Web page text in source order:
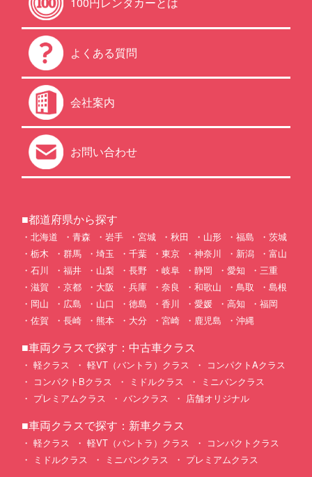
よくある質問
会社案内
お問い合わせ
■都道府県から探す
北海道 青森 岩手 宮城 秋田 山形 福島
茨城
栃木
群馬 埼玉 千葉 東京 神奈川 新潟
富山
石川
福井 山梨 長野 岐阜 静岡 愛知
三重
滋賀
京都 大阪 兵庫 奈良 和歌山 鳥取
島根
岡山
広島 山口 徳島 香川 愛媛 高知
福岡
佐賀
長崎 熊本 大分 宮崎 鹿児島 沖縄
■車両クラスで探す：中古車クラス
軽クラス 軽VT（バントラ）クラス
コンパクトAクラス
コンパクトBクラス
ミドルクラス
ミニバンクラス
プレミアムクラス
バンクラス 店舗オリジナル
■車両クラスで探す：新車クラス
軽クラス 軽VT（バントラ）クラス
コンパクトクラス
ミドルクラス
ミニバンクラス プレミアムクラス